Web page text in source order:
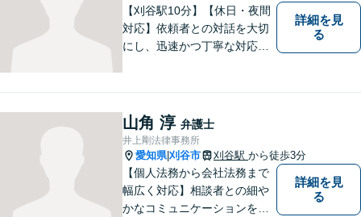
す。
【刈谷駅10分】【休日・夜間
対応】依頼者との対話を大切
にし、迅速かつ丁寧な対応を
サービスを提供。【駐車場完
備】
詳細を見
る
山角 淳 弁護士
井上剛法律事務所
愛知県|刈谷市 刈谷駅 から徒歩3分
【個人法務から会社法務まで
幅広く対応】相談者との細や
かなコミュニケーションを大
詳細を見
る